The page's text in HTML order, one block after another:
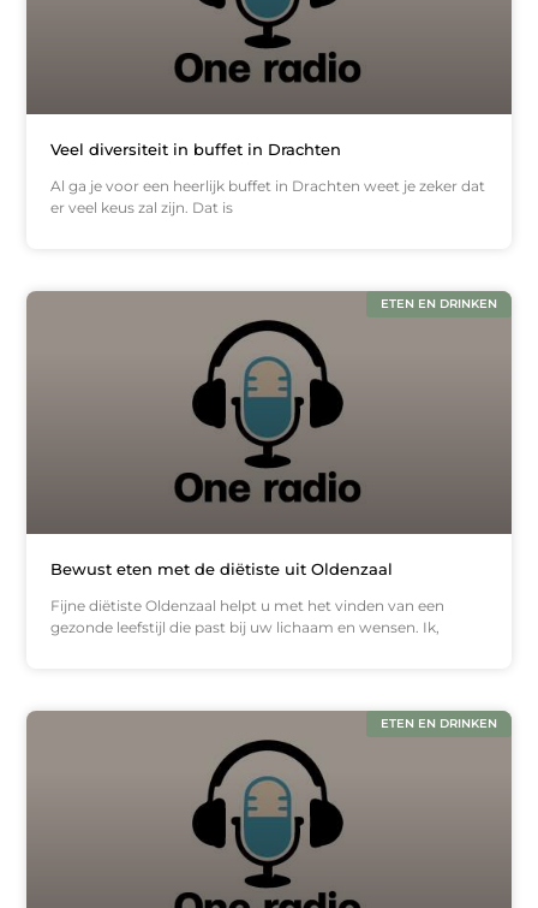
Veel diversiteit in buffet in Drachten
Al ga je voor een heerlijk buffet in Drachten weet je zeker dat
er veel keus zal zijn. Dat is
ETEN EN DRINKEN
Bewust eten met de diëtiste uit Oldenzaal
Fijne diëtiste Oldenzaal helpt u met het vinden van een
gezonde leefstijl die past bij uw lichaam en wensen. Ik,
ETEN EN DRINKEN